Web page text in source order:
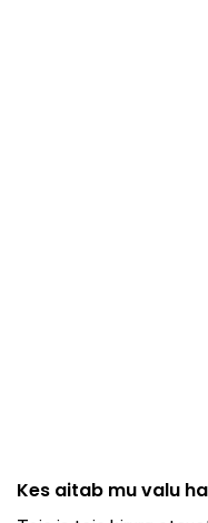
Kes aitab mu valu